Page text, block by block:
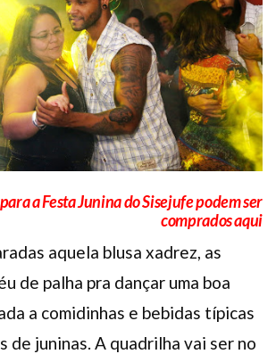
a Festa Junina do Sisejufe podem ser
compradosaqui
aquela blusa xadrez, as
de palha pra dançar uma boa
a comidinhas e bebidas típicas
de juninas. A quadrilha vai ser no
Twitter YoutubeTikTok Whatsapp